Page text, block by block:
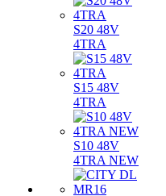
S20 48V
4TRA
S15 48V
4TRA
S10 48V
4TRA NEW